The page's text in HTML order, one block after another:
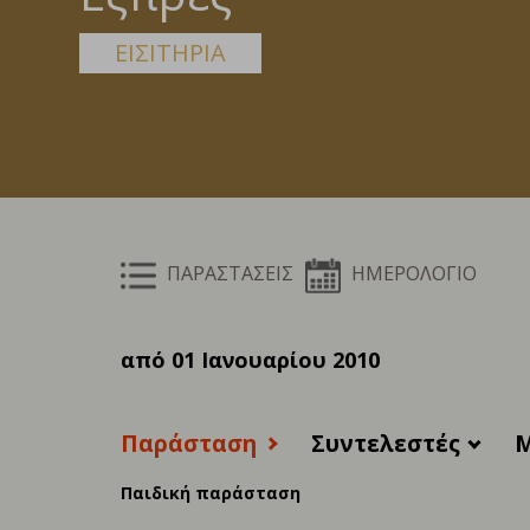
ΕΙΣΙΤΗΡΙΑ
ΠΑΡΑΣΤΑΣΕΙΣ ΗΜΕΡΟΛΟΓΙΟ
από 01 Ιανουαρίου 2010
Παράσταση Συντελεστές
Παιδική παράσταση